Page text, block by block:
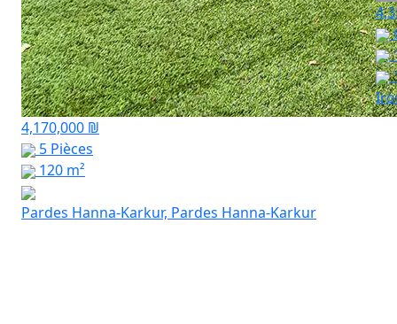
4,170,000 ₪
5 Pièces
120 m²
Pardes Hanna-Karkur, Pardes Hanna-Karkur